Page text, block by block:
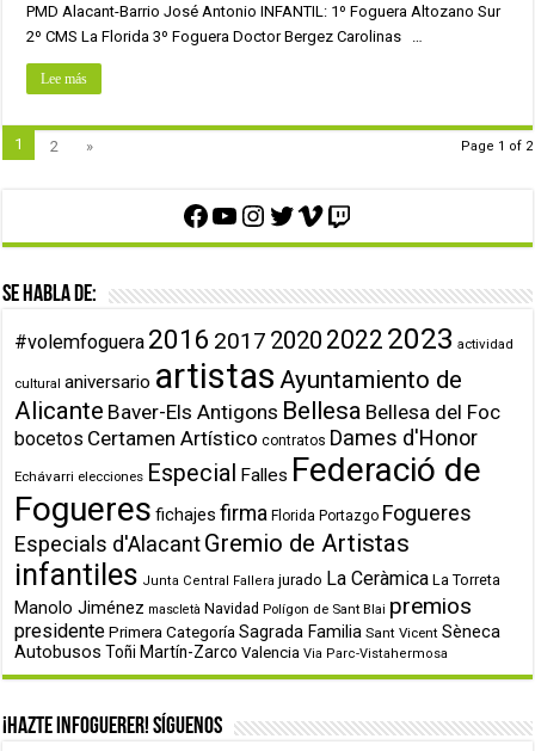
PMD Alacant-Barrio José Antonio INFANTIL: 1º Foguera Altozano Sur
2º CMS La Florida 3º Foguera Doctor Bergez Carolinas …
Lee más
Page 1 of 2
1 2 »
Facebook
YouTube
Instagram
Twitter
Vimeo
Twitch
Se habla de:
#volemfoguera 2016 2017 2020 2022 2023 actividad
cultural aniversario artistas Ayuntamiento de
Alicante Baver-Els Antigons Bellesa Bellesa del Foc
bocetos Certamen Artístico contratos Dames d'Honor
Echávarri elecciones Especial Falles Federació de
Fogueres fichajes firma Florida Portazgo Fogueres
Especials d'AlacantGremio de Artistas
infantiles Junta Central Fallera jurado La Ceràmica La Torreta
Manolo Jiménez mascletà Navidad Polígon de Sant Blai premios
presidente Primera Categoría Sagrada Familia Sant Vicent Sèneca
Autobusos Toñi Martín-Zarco Valencia Via Parc-Vistahermosa
¡Hazte infoguerer! Síguenos